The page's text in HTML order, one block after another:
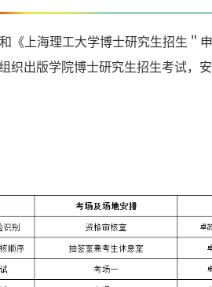
《上海理工大学博士研究生招生＂
织出版学院博士研究生招生考试，安